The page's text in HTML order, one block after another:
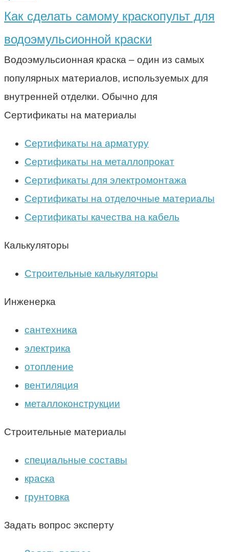
Как сделать самому краскопульт для
водоэмульсионной краски
Водоэмульсионная краска – один из самых
популярных материалов, используемых для
внутренней отделки. Обычно для
Сертификаты на материалы
Сертификаты на арматуру
Сертификаты на металлопрокат
Сертификаты для электромонтажа
Сертификаты на отделочные материалы
Сертификаты качества на кабель
Калькуляторы
Строительные калькуляторы
Инженерка
сантехника
электрика
отопление
вентиляция
металлоконструкции
Строительные материалы
специальные составы
краска
грунтовка
Задать вопрос эксперту